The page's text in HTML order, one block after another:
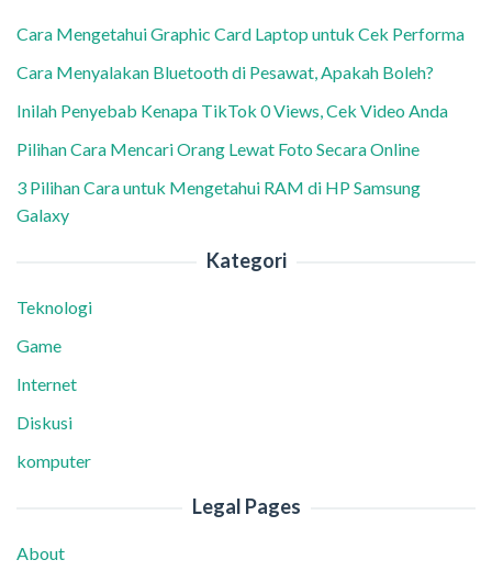
Cara Mengetahui Graphic Card Laptop untuk Cek Performa
Cara Menyalakan Bluetooth di Pesawat, Apakah Boleh?
Inilah Penyebab Kenapa TikTok 0 Views, Cek Video Anda
Pilihan Cara Mencari Orang Lewat Foto Secara Online
3 Pilihan Cara untuk Mengetahui RAM di HP Samsung
Galaxy
Kategori
Teknologi
Game
Internet
Diskusi
komputer
Legal Pages
About